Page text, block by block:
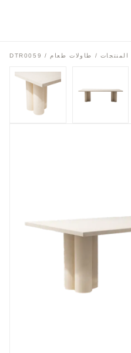
المنتجات / طاولات طعام / DTR0059